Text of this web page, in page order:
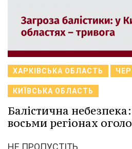
ХАРКІВСЬКА ОБЛАСТЬ
КИЇВСЬКА ОБЛАСТЬ
Балістична
восьми регіонах
НЕ ПРОПУСТІТЬ